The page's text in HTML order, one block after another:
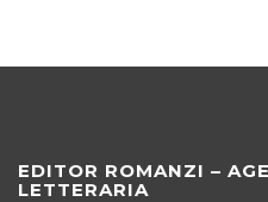
EDITOR ROMANZI –
LETTERARIA